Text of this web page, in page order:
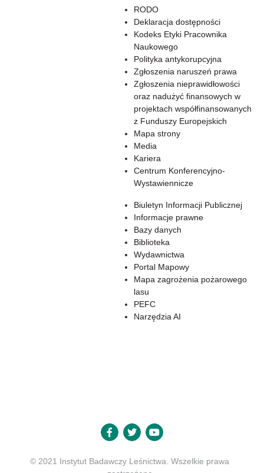
RODO
Deklaracja dostępności
Kodeks Etyki Pracownika
Naukowego
Polityka antykorupcyjna
Zgłoszenia naruszeń prawa
Zgłoszenia nieprawidłowości
oraz nadużyć finansowych w
projektach współfinansowanych
z Funduszy Europejskich
Mapa strony
Media
Kariera
Centrum Konferencyjno-
Wystawiennicze
Biuletyn Informacji Publicznej
Informacje prawne
Bazy danych
Biblioteka
Wydawnictwa
Portal Mapowy
Mapa zagrożenia pożarowego
lasu
PEFC
Narzędzia AI
© 2021 Instytut Badawczy Leśnictwa. Wszelkie prawa